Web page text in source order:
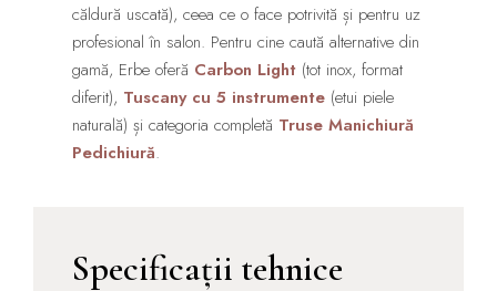
căldură uscată), ceea ce o face potrivită și pentru uz
profesional în salon. Pentru cine caută alternative din
gamă, Erbe oferă Carbon Light (tot inox, format
diferit), Tuscany cu 5 instrumente (etui piele
naturală) și categoria completă Truse Manichiură
Pedichiură.
Specificații tehnice